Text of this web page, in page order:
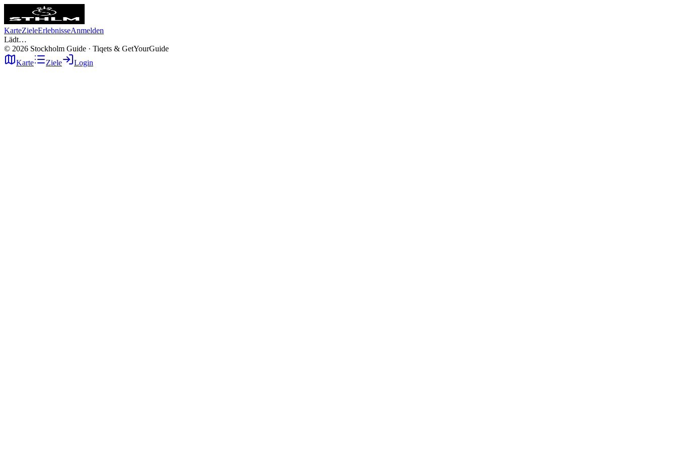
KarteZieleErlebnisseAnmelden
Lädt…
© 2026 Stockholm Guide · Tiqets & GetYourGuide
Karte
Ziele Login